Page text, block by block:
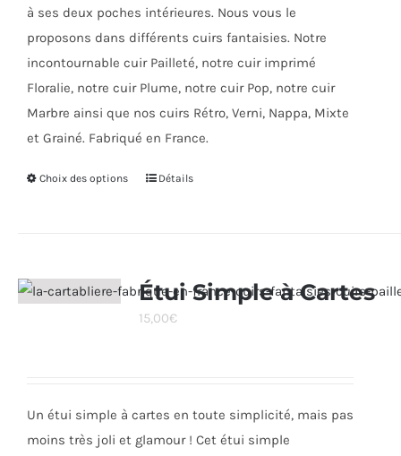
page
du
produit
à ses deux poches intérieures. Nous vous le
proposons dans différents cuirs fantaisies. Notre
incontournable cuir Pailleté, notre cuir imprimé
Floralie, notre cuir Plume, notre cuir Pop, notre cuir
Marbre ainsi que nos cuirs Rétro, Verni, Nappa, Mixte
et Grainé. Fabriqué en France.
Choix des options
Ce
variations.
Les
Détails
Étui Simple à Cartes
15,00€
Un étui simple à cartes en toute simplicité, mais pas
moins très joli et glamour ! Cet étui simple